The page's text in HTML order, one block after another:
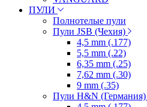
ПУЛИ
Полнотелые пули
Пули JSB (Чехия)
4,5 mm (.177)
5,5 mm (.22)
6,35 mm (.25)
7,62 mm (.30)
9 mm (.35)
Пули H&N (Германия)